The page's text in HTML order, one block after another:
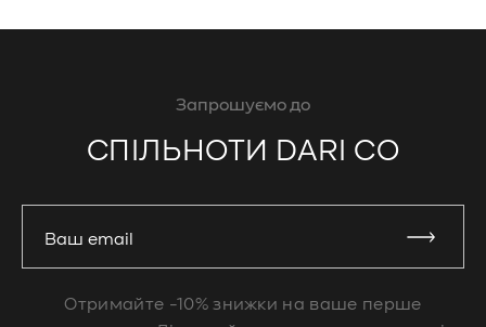
Запрошуємо до
СПІЛЬНОТИ DARI CO
Ваш email
Отримайте -10% знижки на ваше перше